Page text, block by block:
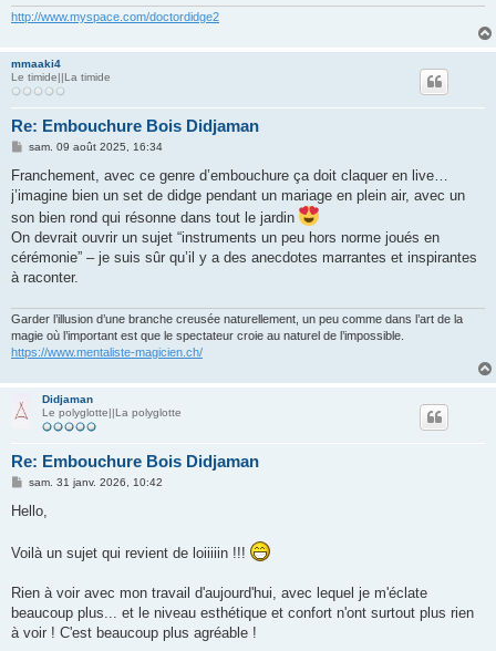
http://www.myspace.com/doctordidge2
mmaaki4
Le timide||La timide
Re: Embouchure Bois Didjaman
M
s
a
e
sam. 09 août 2025, 16:34
Franchement, avec ce genre d’embouchure ça doit claquer en live…
j’imagine bien un set de didge pendant un mariage en plein air, avec un
son bien rond qui résonne dans tout le jardin
On devrait ouvrir un sujet “instruments un peu hors norme joués en
cérémonie” – je suis sûr qu’il y a des anecdotes marrantes et inspirantes
à raconter.
Garder l’illusion d’une branche creusée naturellement, un peu comme dans l’art de la
magie où l’important est que le spectateur croie au naturel de l’impossible.
https://www.mentaliste-magicien.ch/
Didjaman
Le polyglotte||La polyglotte
Re: Embouchure Bois Didjaman
M
s
g
e
sam. 31 janv. 2026, 10:42
Hello,
Voilà un sujet qui revient de loiiiiin !!!
Rien à voir avec mon travail d'aujourd'hui, avec lequel je m'éclate
beaucoup plus... et le niveau esthétique et confort n'ont surtout plus rien
à voir ! C'est beaucoup plus agréable !